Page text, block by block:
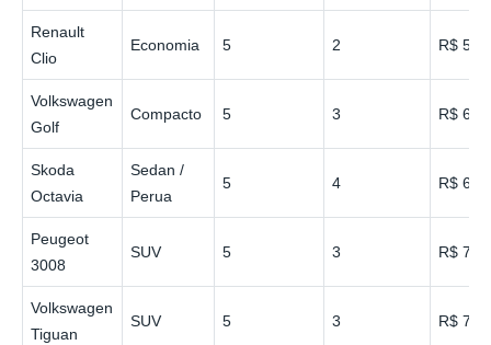
Renault
Clio
Economia 5 2 R$ 50
Volkswagen
Golf
Compacto 5 3 R$ 60
Skoda
Octavia
Sedan /
Perua
5 4 R$ 65
Peugeot
3008
SUV 5 3 R$ 70
Volkswagen
Tiguan
SUV 5 3 R$ 75